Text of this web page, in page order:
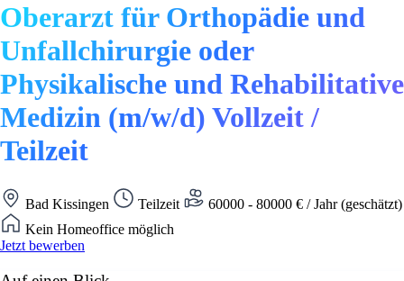
Oberarzt für Orthopädie und
Unfallchirurgie oder
Physikalische und Rehabilitative
Medizin (m/w/d) Vollzeit /
Teilzeit
Bad Kissingen Teilzeit
60000 - 80000 € / Jahr (geschätzt)
Kein Homeoffice möglich
Jetzt bewerben